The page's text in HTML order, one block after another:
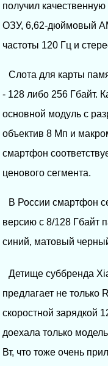
получил
ОЗУ, 6,62-дюймовый
частоты 120 Гц и
Слота для карты
- 128 либо 256 Гбайт.
основной модуль с
объектив 8 Мп и
смартфон
ценового сегмента.
В России смартфон
версию с 8/128 Гбайт
синий, матовый
Детище суббренда
предлагает не только
скоростной зарядкой
доехала только
Вт, что тоже очень